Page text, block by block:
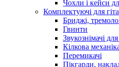
Чохли і кейси
Комплектуючі для
Бриджі, тремоло
Гвинти
Звукознімачі для
Кілкова
Перемикачі
Пікгарди,